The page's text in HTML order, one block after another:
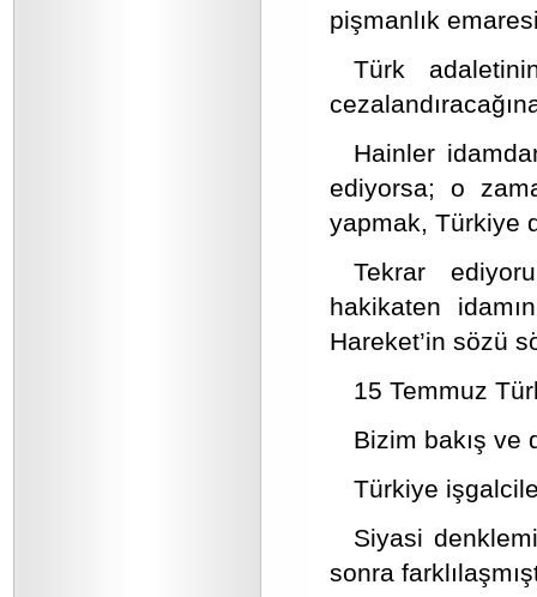
pişmanlık
Türk
Hainler
ediyorsa; o
yapmak, Türkiye
Tekrar
hakikaten
Hareket’in sözü
15 Temmuz
Bizim bakış ve
Türkiye
Siyasi
sonra